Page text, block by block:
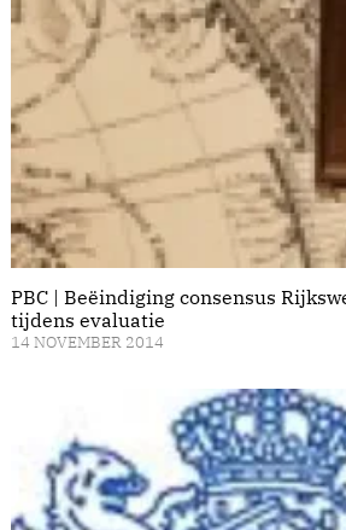
PBC | Beëindiging consensus
tijdens evaluatie
14 NOVEMBER 2014